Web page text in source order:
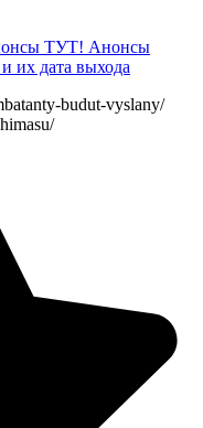
ТУТ! Анонсы
их дата выхода
budut-vyslany/